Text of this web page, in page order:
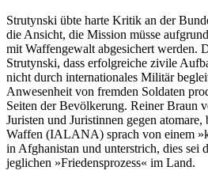
Strutynski übte harte Kritik an der
die Ansicht, die Mission müsse
mit Waffengewalt abgesichert werden.
Strutynski, dass erfolgreiche zivile
nicht durch internationales Militär
Anwesenheit von fremden Soldaten
Seiten der Bevölkerung. Reiner Braun
Juristen und Juristinnen gegen
Waffen (IALANA) sprach von einem
in Afghanistan und unterstrich, dies sei
jeglichen »Friedensprozess« im Land.